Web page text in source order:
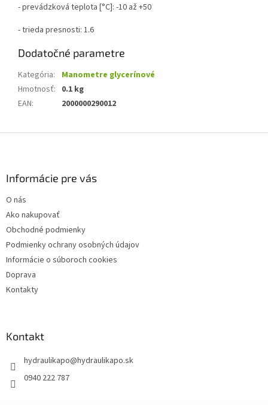
- prevádzková teplota [°C]: -10 až +50
- trieda presnosti: 1.6
Dodatočné parametre
Kategória:
Manometre glycerínové
Hmotnosť: 0.1 kg
EAN: 2000000290012
Informácie pre vás
O nás
Ako nakupovať
Obchodné podmienky
Podmienky ochrany osobných údajov
Informácie o súboroch cookies
Doprava
Kontakty
Kontakt
hydraulikapo@hydraulikapo.sk
0940 222 787